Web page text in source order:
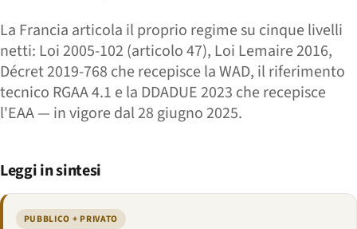
La Francia articola il proprio regime su cinque livelli
netti: Loi 2005-102 (articolo 47), Loi Lemaire 2016,
Décret 2019-768 che recepisce la WAD, il riferimento
tecnico RGAA 4.1 e la DDADUE 2023 che recepisce
l'EAA — in vigore dal 28 giugno 2025.
Leggi in sintesi
PUBBLICO + PRIVATO